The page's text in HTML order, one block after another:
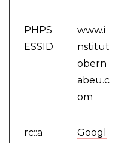
PHPS
ESSID
www.i
nstitut
obern
abeu.c
om
rc::a
Googl